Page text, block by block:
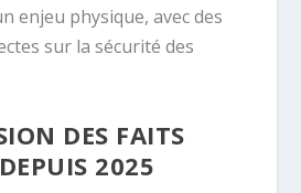
enjeu physique, avec des
sur la sécurité des
DES FAITS
2025